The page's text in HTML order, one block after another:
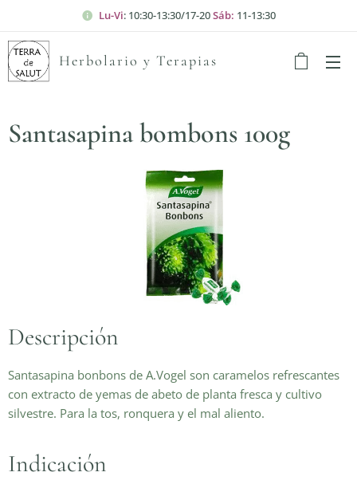
Lu-Vi: 10:30-13:30/17-20Sáb: 11-13:30
Herbolario y Terapias
Santasapina bombons 100g
Descripción
Santasapina bonbons de A.Vogel son caramelos refrescantes
con extracto de yemas de abeto de planta fresca y cultivo
silvestre. Para la tos, ronquera y el mal aliento.
Indicación